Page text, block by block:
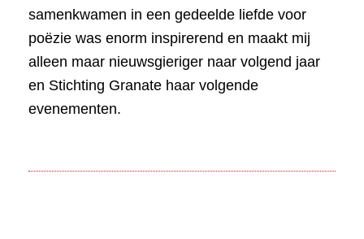
samenkwamen in een gedeelde liefde voor
poëzie was enorm inspirerend en maakt mij
alleen maar nieuwsgieriger naar volgend jaar
en Stichting Granate haar volgende
evenementen.